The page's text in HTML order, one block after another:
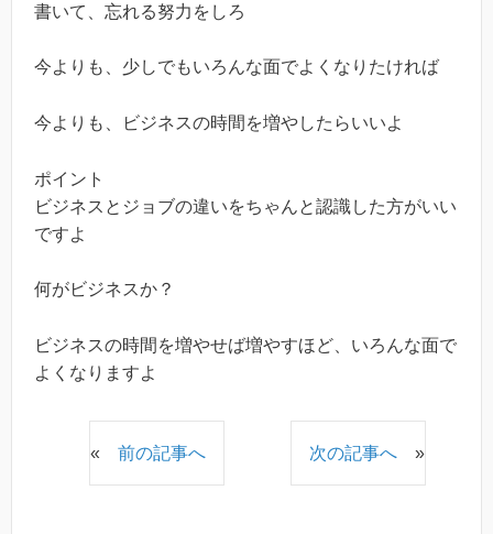
書いて、忘れる努力をしろ
今よりも、少しでもいろんな面でよくなりたければ
今よりも、ビジネスの時間を増やしたらいいよ
ポイント
ビジネスとジョブの違いをちゃんと認識した方がいい
ですよ
何がビジネスか？
ビジネスの時間を増やせば増やすほど、いろんな面で
よくなりますよ
« 前の記事へ 次の記事へ »